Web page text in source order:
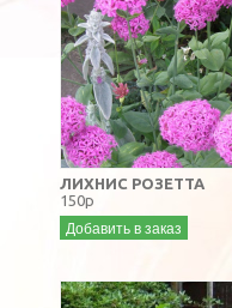
ЛИХНИС РОЗЕТТА
150р
Добавить в заказ